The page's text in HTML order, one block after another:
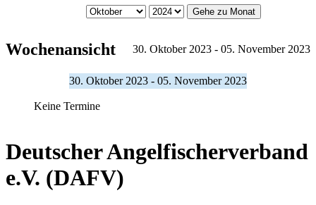
Gehe zu Monat
Wochenansicht 30. Oktober 2023 - 05. November 2023
30. Oktober 2023 - 05. November 2023
Keine Termine
Deutscher Angelfischerverband
e.V. (DAFV)